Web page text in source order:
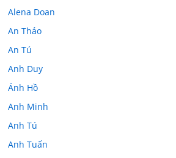
Alena Doan
An Thảo
An Tú
Anh Duy
Ánh Hồ
Anh Minh
Anh Tú
Anh Tuấn